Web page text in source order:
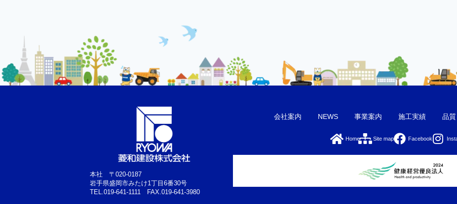
本社 〒020-0187
岩手県盛岡市みたけ1丁目6番30号
TEL.019-641-1111 FAX.019-641-3980
会社案内 NEWS 事業案内 施工実績 品
Home Site map Facebook